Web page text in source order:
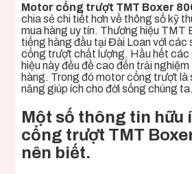
Motor cổng trượt TMT Boxer
chia sẻ chi tiết hơn về thông số kỹ
mua hàng uy tín. Thương hiệu TMT
tiếng hàng đầu tại Đài Loan với các
cổng trượt chất lượng. Hầu hết các
hiệu này đều đề cao đến trải
hàng. Trong đó motor cổng trượt là
năng giúp ích cho đời sống chúng ta.
Một số thông tin hữu
cổng trượt TMT
nên biết.